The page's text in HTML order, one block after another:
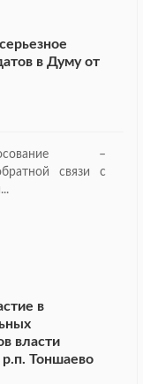
в Думу от
–
связи с
в
власти
Тоншаево